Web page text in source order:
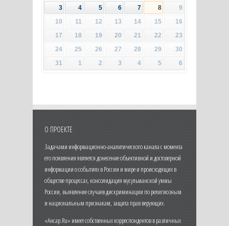
3
4 5 6 7 8
9
10
11 12 13 14 15
16
17
18 19 20 21 22
23
24
25 26 27 28 29
30
31
1 2 3 4 5 6
О ПРОЕКТЕ
Задачами информационно-аналитического канала с момента
его появления является донесение объективной и достоверной
информации о событиях в России и мире и происходящих в
обществе процессах, консолидация мусульманской уммы
России, выявление случаев дискриминации по религиозным
и национальным признакам, защита прав верующих.
«Ансар.Ru» имеет собственных корреспондентов в различных